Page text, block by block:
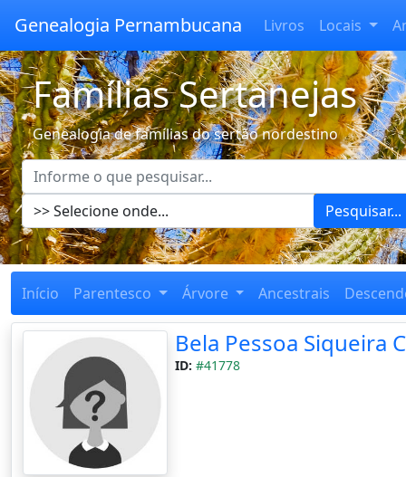
Genealogia Pernambucana Livros Locais
Famílias Sertanejas
Genealogia de famílias do sertão nordestino
Pesquisar...
Início Parentesco Árvore Ancestrais
Bela Pessoa Siqueira
ID: #41778